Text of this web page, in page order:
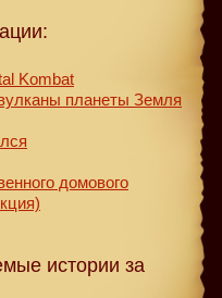
Kombat
планеты Земля
домового
истории за